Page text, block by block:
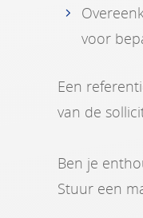
voor
Een
van de
Ben je
Stuur een